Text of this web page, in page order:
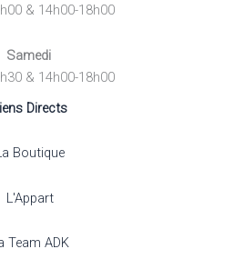
& 14h00-18h00
Samedi
& 14h00-18h00
Directs
Boutique
L'Appart
Team ADK